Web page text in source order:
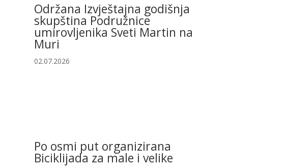
Održana Izvještajna godišnja
skupština Podružnice
umirovljenika Sveti Martin na
Muri
02.07.2026
Po osmi put organizirana
Biciklijada za male i velike